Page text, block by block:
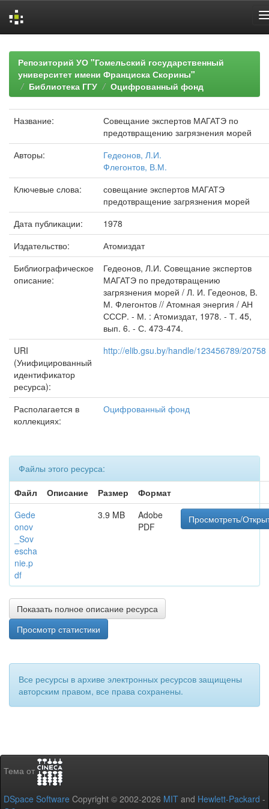
navigationРепозиторий УО "Гомельский государственный
университет имени Франциска Скорины"
Библиотека ГГУ
Оцифрованный фонд
Название:
Совещание экспертов МАГАТЭ по
предотвращению загрязнения морей
Авторы:
Гедеонов, Л.И.
Флегонтов, В.М.
Ключевые слова:
совещание экспертов МАГАТЭ
предотвращение загрязнения морей
Дата публикации:
1978
Издательство:
Атомиздат
Библиографическое
описание:
Гедеонов, Л.И. Совещание экспертов
МАГАТЭ по предотвращению
загрязнения морей / Л. И. Гедеонов, В.
М. Флегонтов // Атомная энергия / АН
СССР. - М. : Атомиздат, 1978. - Т. 45,
вып. 6. - С. 473-474.
URI
(Унифицированный
идентификатор
ресурса):
http://elib.gsu.by/handle/123456789/20758
Располагается в
коллекциях:
Оцифрованный фонд
Файлы этого ресурса:
Файл
Описание Размер
Формат
Gede
onov
_Sov
escha
nie.p
df
3.9 MB
Adobe
PDF
Просмотреть/
Показать полное описание ресурса
Просмотр статистики
Все ресурсы в архиве электронных ресурсов защищены
авторским правом, все права сохранены.
Тема от
DSpace Software Copyright © 2002-2026 MIT and Hewlett-Packard -